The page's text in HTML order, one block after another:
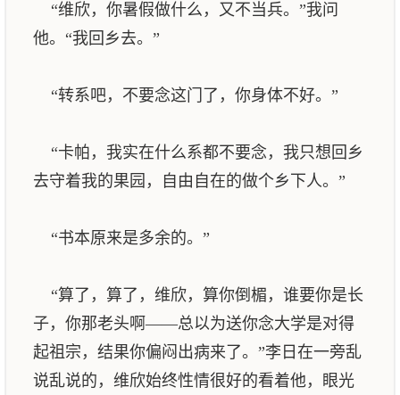
“维欣，你暑假做什么，又不当兵。”我问
他。“我回乡去。”
“转系吧，不要念这门了，你身体不好。”
“卡帕，我实在什么系都不要念，我只想回乡
去守着我的果园，自由自在的做个乡下人。”
“书本原来是多余的。”
“算了，算了，维欣，算你倒楣，谁要你是长
子，你那老头啊——总以为送你念大学是对得
起祖宗，结果你偏闷出病来了。”李日在一旁乱
说乱说的，维欣始终性情很好的看着他，眼光